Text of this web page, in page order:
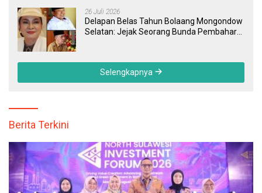
26 Juli 2026
Delapan Belas Tahun Bolaang Mongondow
Selatan: Jejak Seorang Bunda Pembaharu
Selengkapnya
Berita Terkini